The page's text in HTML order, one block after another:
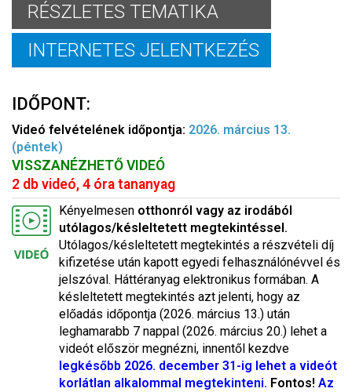
RÉSZLETES TEMATIKA
INTERNETES JELENTKEZÉS
IDŐPONT:
Videó felvételének időpontja: 2026. március 13.
(péntek)
VISSZANÉZHETŐ VIDEÓ
2 db videó, 4 óra tananyag
Kényelmesen otthonról vagy az irodából
utólagos/késleltetett megtekintéssel.
Utólagos/késleltetett megtekintés a részvételi díj
kifizetése után kapott egyedi felhasználónévvel és
jelszóval. Háttéranyag elektronikus formában. A
késleltetett megtekintés azt jelenti, hogy az
előadás időpontja (2026. március 13.) után
leghamarabb 7 nappal (2026. március 20.) lehet a
videót először megnézni, innentől kezdve
legkésőbb 2026. december 31-ig lehet a videót
korlátlan alkalommal megtekinteni. Fontos! Az